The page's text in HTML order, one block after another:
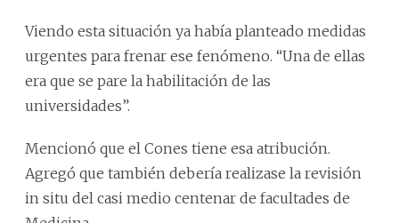
Viendo esta situación ya había planteado medidas
urgentes para frenar ese fenómeno. “Una de ellas
era que se pare la habilitación de las
universidades”.
Mencionó que el Cones tiene esa atribución.
Agregó que también debería realizase la revisión
in situ del casi medio centenar de facultades de